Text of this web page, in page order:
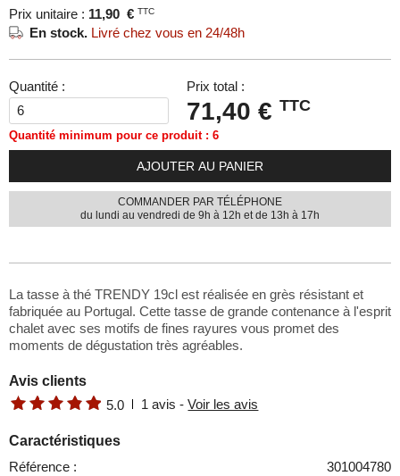
Prix unitaire : 11,90 € TTC
En stock. Livré chez vous en 24/48h
Quantité : Prix total :
71,40 € TTC
Quantité minimum pour ce produit : 6
AJOUTER AU PANIER
COMMANDER PAR TÉLÉPHONE
du lundi au vendredi de 9h à 12h et de 13h à 17h
La tasse à thé TRENDY 19cl est réalisée en grès résistant et
fabriquée au Portugal. Cette tasse de grande contenance à l'esprit
chalet avec ses motifs de fines rayures vous promet des
moments de dégustation très agréables.
Avis clients
5.0
1 avis -Voir les avis
Caractéristiques
Référence :
301004780